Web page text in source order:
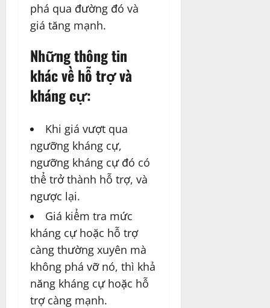
phá qua đường đó và
giá tăng mạnh.
Những thông tin
khác về hỗ trợ và
kháng cự:
Khi giá vượt qua
ngưỡng kháng cự,
ngưỡng kháng cự đó có
thể trở thành hỗ trợ, và
ngược lại.
Giá kiểm tra mức
kháng cự hoặc hỗ trợ
càng thường xuyên mà
không phá vỡ nó, thì khả
năng kháng cự hoặc hỗ
trợ càng mạnh.